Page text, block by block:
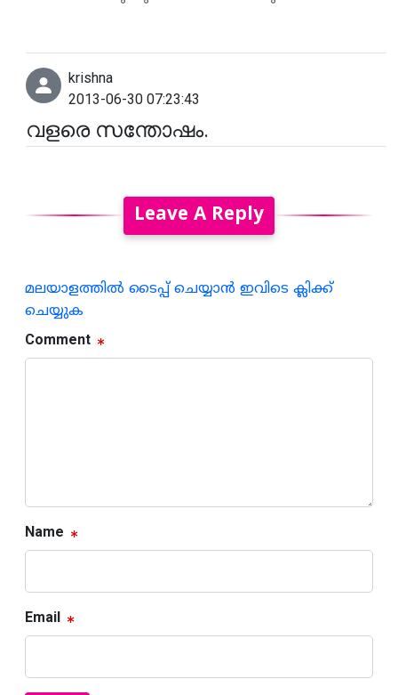
krishna
2013-06-30 07:23:43
വളരെ സന്തോഷം.
Leave A Reply
മലയാളത്തില്‍ ടൈപ്പ് ചെയ്യാന്‍ ഇവിടെ ക്ലിക്ക്
ചെയ്യുക
Comment
Name
Email